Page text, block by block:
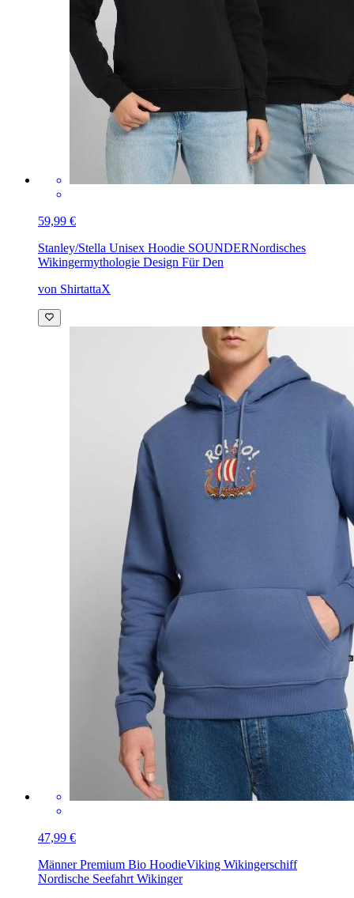
59,99 €
Stanley/Stella Unisex Hoodie SOUNDERNordisches
Wikingermythologie Design Für Den
von ShirtattaX
47,99 €
Männer Premium Bio HoodieViking Wikingerschiff
Nordische Seefahrt Wikinger